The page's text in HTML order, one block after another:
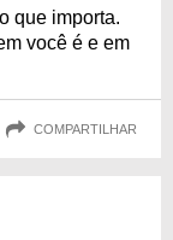
que importa.
você é e em
COMPARTILHAR